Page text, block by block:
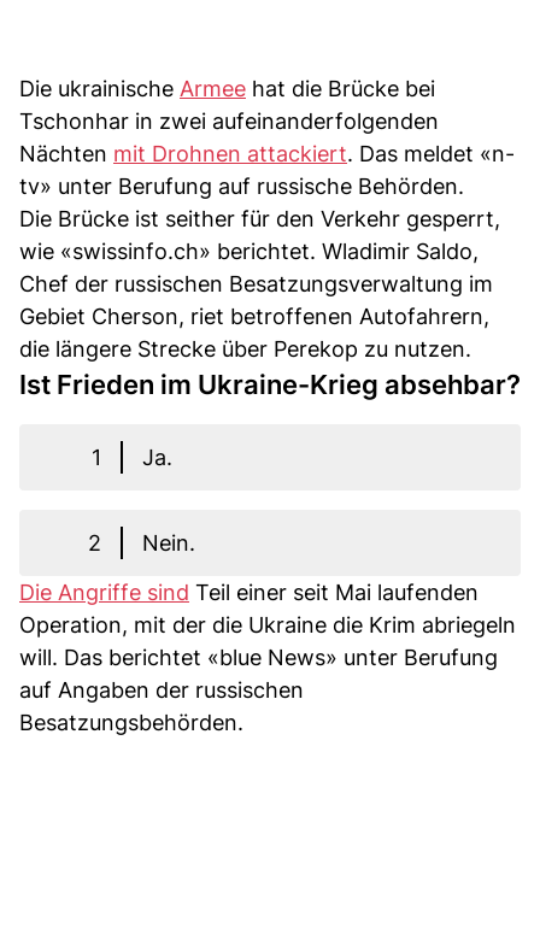
Die ukrainische Armee hat die Brücke bei
Tschonhar in zwei aufeinanderfolgenden
Nächten mit Drohnen attackiert. Das meldet «n-
tv» unter Berufung auf russische Behörden.
Die Brücke ist seither für den Verkehr gesperrt,
wie «swissinfo.ch» berichtet. Wladimir Saldo,
Chef der russischen Besatzungsverwaltung im
Gebiet Cherson, riet betroffenen Autofahrern,
die längere Strecke über Perekop zu nutzen.
Ist Frieden im Ukraine-Krieg absehbar?
1 Ja.
2
Nein.
Die Angriffe sind Teil einer seit Mai laufenden
Operation, mit der die Ukraine die Krim abriegeln
will. Das berichtet «blue News» unter Berufung
auf Angaben der russischen
Besatzungsbehörden.